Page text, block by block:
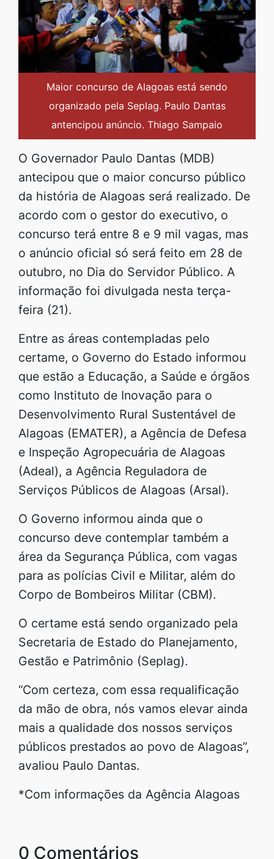
Maior concurso de Alagoas está sendo
organizado pela Seplag. Paulo Dantas
antencipou anúncio. Thiago Sampaio
O Governador Paulo Dantas (MDB)
antecipou que o maior concurso público
da história de Alagoas será realizado. De
acordo com o gestor do executivo, o
concurso terá entre 8 e 9 mil vagas, mas
o anúncio oficial só será feito em 28 de
outubro, no Dia do Servidor Público. A
informação foi divulgada nesta terça-
feira (21).
Entre as áreas contempladas pelo
certame, o Governo do Estado informou
que estão a Educação, a Saúde e órgãos
como Instituto de Inovação para o
Desenvolvimento Rural Sustentável de
Alagoas (EMATER), a Agência de Defesa
e Inspeção Agropecuária de Alagoas
(Adeal), a Agência Reguladora de
Serviços Públicos de Alagoas (Arsal).
O Governo informou ainda que o
concurso deve contemplar também a
área da Segurança Pública, com vagas
para as polícias Civil e Militar, além do
Corpo de Bombeiros Militar (CBM).
O certame está sendo organizado pela
Secretaria de Estado do Planejamento,
Gestão e Patrimônio (Seplag).
“Com certeza, com essa requalificação
da mão de obra, nós vamos elevar ainda
mais a qualidade dos nossos serviços
públicos prestados ao povo de Alagoas”,
avaliou Paulo Dantas.
*Com informações da Agência Alagoas
0 Comentários